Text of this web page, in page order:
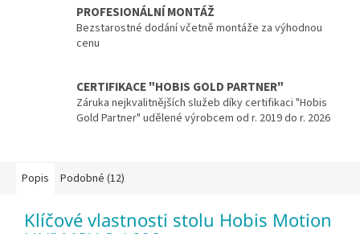
PROFESIONÁLNÍ MONTÁŽ
Bezstarostné dodání včetně montáže za výhodnou
cenu
CERTIFIKACE "HOBIS GOLD PARTNER"
Záruka nejkvalitnějších služeb díky certifikaci "Hobis
Gold Partner" udělené výrobcem od r. 2019 do r. 2026
Popis Podobné (12)
Klíčové vlastnosti stolu Hobis Motion